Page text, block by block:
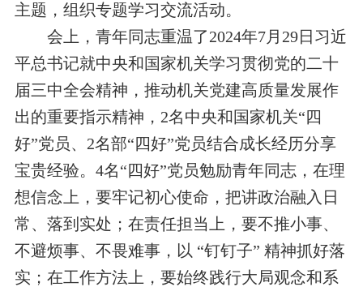
主题，组织专题学习交流活动。
会上，青年同志重温了2024年7月29日习近
平总书记就中央和国家机关学习贯彻党的二十
届三中全会精神，推动机关党建高质量发展作
出的重要指示精神，2名中央和国家机关“四
好”党员、2名部“四好”党员结合成长经历分享
宝贵经验。4名“四好”党员勉励青年同志，在理
想信念上，要牢记初心使命，把讲政治融入日
常、落到实处；在责任担当上，要不推小事、
不避烦事、不畏难事，以 “钉钉子” 精神抓好落
实；在工作方法上，要始终践行大局观念和系